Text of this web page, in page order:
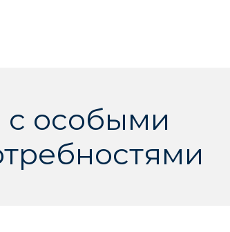
с особыми